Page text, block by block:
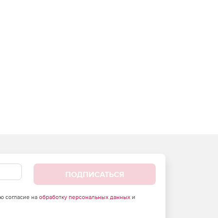
ПОДПИСАТЬСЯ
согласие на обработку персональных данныхи